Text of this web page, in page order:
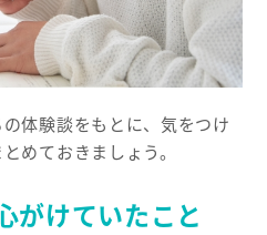
体験談をもとに、気をつけ
めておきましょう。
がけていたこと